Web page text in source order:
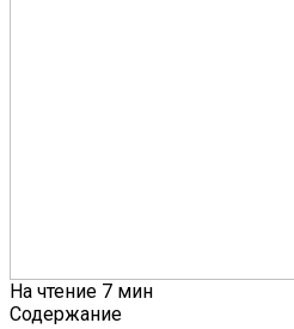
На чтение 7 мин
Содержание